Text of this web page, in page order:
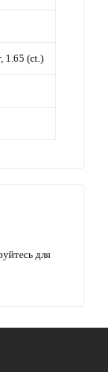
1.65 (ct.)
для